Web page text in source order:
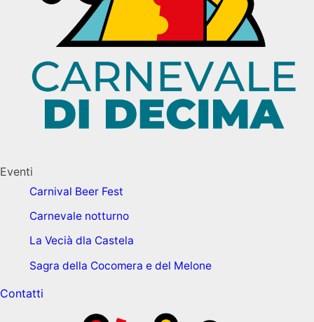
Eventi
Carnival Beer Fest
Carnevale notturno
La Vecià dla Castela
Sagra della Cocomera e del Melone
Contatti